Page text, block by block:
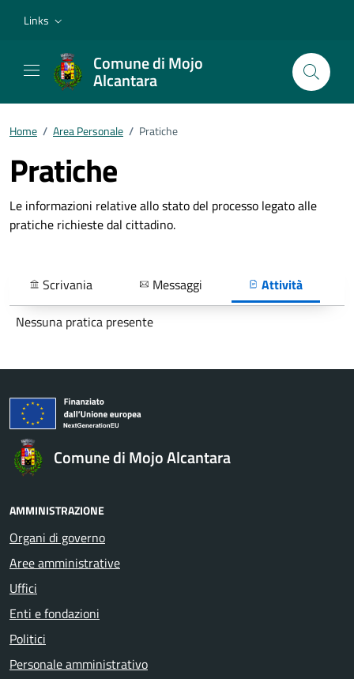
Links
Comune di Mojo
Alcantara
Home / Area Personale / Pratiche
Pratiche
Le informazioni relative allo stato del processo legato alle
pratiche richieste dal cittadino.
Scrivania Messaggi
Attività
Nessuna pratica presente
Comune di Mojo Alcantara
AMMINISTRAZIONE
Organi di governo
Aree amministrative
Uffici
Enti e fondazioni
Politici
Personale amministrativo